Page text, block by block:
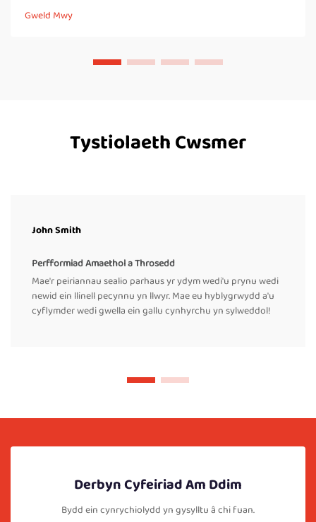
rhannau felen PTFE yn esentiallyd yr hyn sydd yn gwneud
seilwyr band parhaus yn gweithio'n iawn, yn...
Gweld Mwy
Tystiolaeth Cwsmer
John Smith
Perfformiad Amaethol a Throsedd
Mae'r peiriannau sealio parhaus yr ydym wedi'u prynu wedi
newid ein llinell pecynnu yn llwyr. Mae eu hyblygrwydd a'u
cyflymder wedi gwella ein gallu cynhyrchu yn sylweddol!
Derbyn Cyfeiriad Am Ddim
Bydd ein cynrychiolydd yn gysylltu â chi fuan.